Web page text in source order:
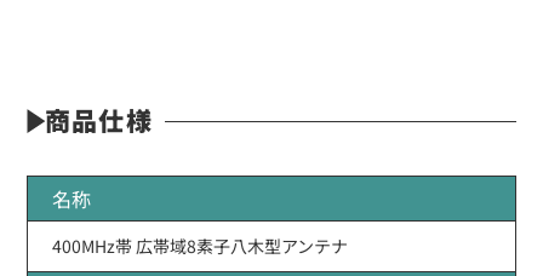
商品仕様
名称
400MHz帯 広帯域8素子八木型アンテナ